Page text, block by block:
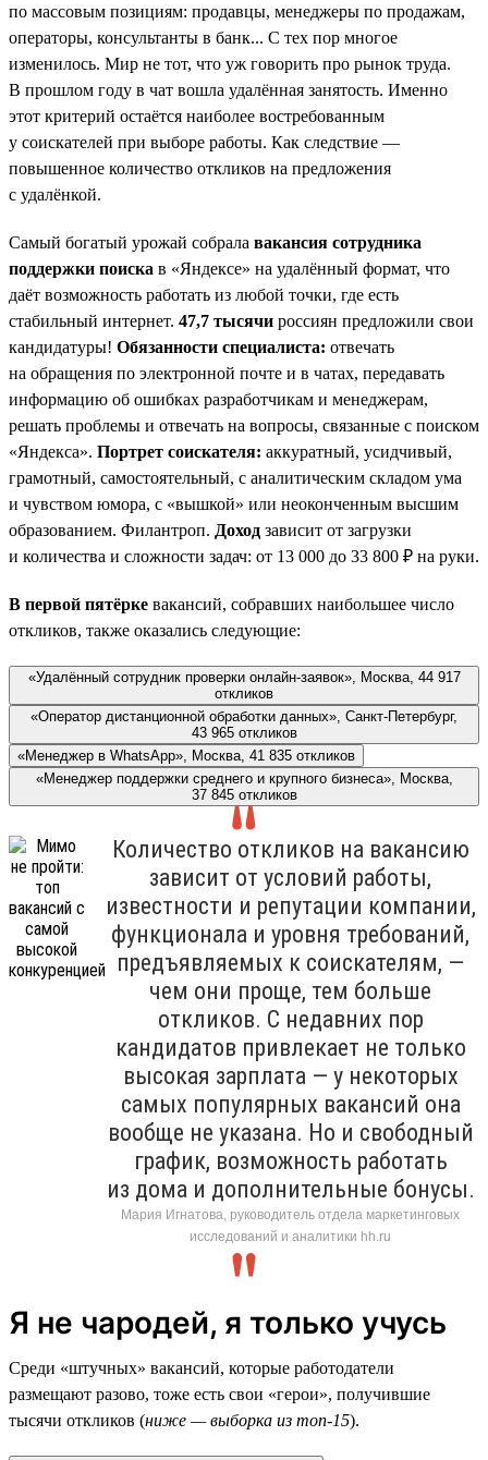
по массовым позициям: продавцы, менеджеры по продажам,
операторы, консультанты в банк... С тех пор многое
изменилось. Мир не тот, что уж говорить про рынок труда.
В прошлом году в чат вошла удалённая занятость. Именно
этот критерий остаётся наиболее востребованным
у соискателей при выборе работы. Как следствие —
повышенное количество откликов на предложения
с удалёнкой.
Самый богатый урожай собрала вакансия сотрудника
поддержки поиска в «Яндексе» на удалённый формат, что
даёт возможность работать из любой точки, где есть
стабильный интернет. 47,7 тысячи россиян предложили свои
кандидатуры! Обязанности специалиста: отвечать
на обращения по электронной почте и в чатах, передавать
информацию об ошибках разработчикам и менеджерам,
решать проблемы и отвечать на вопросы, связанные с поиском
«Яндекса». Портрет соискателя: аккуратный, усидчивый,
грамотный, самостоятельный, с аналитическим складом ума
и чувством юмора, с «вышкой» или неоконченным высшим
образованием. Филантроп. Доход зависит от загрузки
и количества и сложности задач: от 13 000 до 33 800 ₽ на руки.
В первой пятёрке вакансий, собравших наибольшее число
откликов, также оказались следующие:
«Удалённый сотрудник проверки онлайн-заявок», Москва, 44 917
откликов
«Оператор дистанционной обработки данных», Санкт-Петербург,
43 965 откликов
«Менеджер в WhatsApp», Москва, 41 835 откликов
«Менеджер поддержки среднего и крупного бизнеса», Москва,
37 845 откликов
Количество откликов на вакансию
зависит от условий работы,
известности и репутации компании,
функционала и уровня требований,
предъявляемых к соискателям, —
чем они проще, тем больше
откликов. С недавних пор
кандидатов привлекает не только
высокая зарплата — у некоторых
самых популярных вакансий она
вообще не указана. Но и свободный
график, возможность работать
из дома и дополнительные бонусы.
Мария Игнатова, руководитель отдела маркетинговых
исследований и аналитики hh.ru
Я не чародей, я только учусь
Среди «штучных» вакансий, которые работодатели
размещают разово, тоже есть свои «герои», получившие
тысячи откликов (ниже — выборка из топ-15).